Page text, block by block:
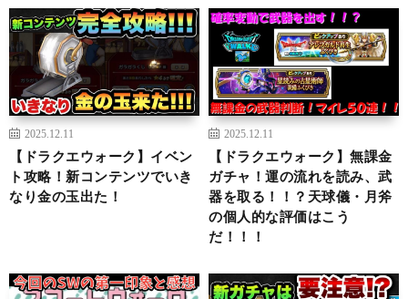
2025.12.11
【ドラクエウォーク】イベン
ト攻略！新コンテンツでいき
なり金の玉出た！
2025.12.11
【ドラクエウォーク】無課金
ガチャ！運の流れを読み、武
器を取る！！？天球儀・月斧
の個人的な評価はこう
だ！！！